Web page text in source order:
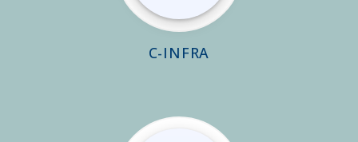
C-INFRA